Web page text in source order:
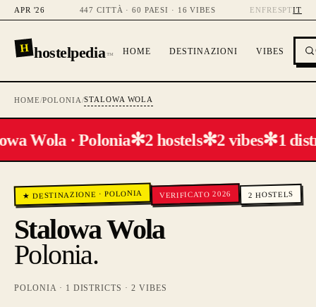
APR '26 447 CITTÀ · 60 PAESI · 16 VIBES EN FR ESPTIT
H hostelpedia™ HOME DESTINAZIONI VIBES
HOME/POLONIA/STALOWA WOLA
Wola · Polonia✻2 hostels✻2 vibes✻1
★ DESTINAZIONE ·POLONIA VERIFICATO 2026 2 HOSTELS
Stalowa Wola
Polonia.
POLONIA· 1 DISTRICTS ·2 VIBES